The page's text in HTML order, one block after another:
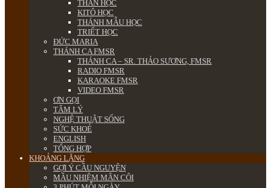
THẦN HỌC
KITÔ HỌC
THÁNH MẪU HỌC
TRIẾT HỌC
ĐỨC MARIA
THÁNH CA FMSR
THÁNH CA – SR. THẢO SƯƠNG, FMSR
RADIO FMSR
KARAOKE FMSR
VIDEO FMSR
ƠN GỌI
TÂM LÝ
NGHỆ THUẬT SỐNG
SỨC KHOẺ
ENGLISH
TỔNG HỢP
KHOẢNG LẶNG
GỢI Ý CẦU NGUYỆN
MẦU NHIỆM MÂN CÔI